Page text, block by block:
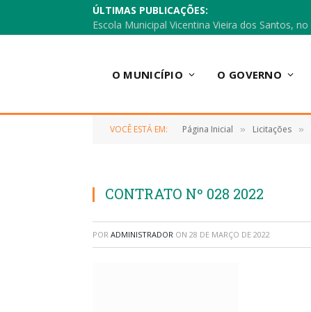
ÚLTIMAS PUBLICAÇÕES:
O MUNICÍPIO O GOVERNO
VOCÊ ESTÁ EM: Página Inicial » Licitações »
CONTRATO Nº 028 2022
POR ADMINISTRADOR ON 28 DE MARÇO DE 2022